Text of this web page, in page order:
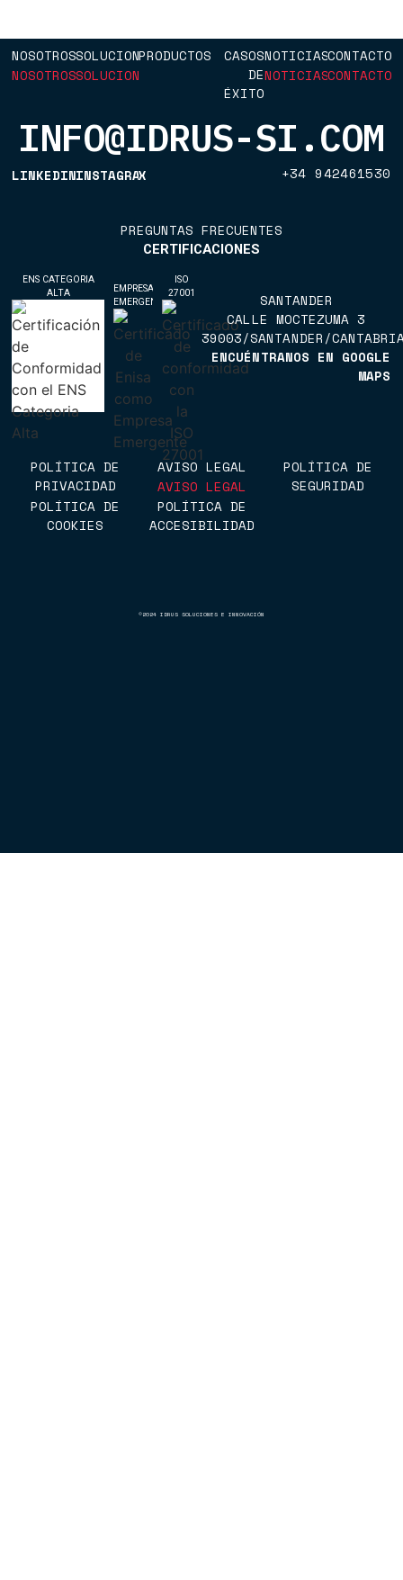
NOSOTROS
NOSOTROS
SOLUCIONES
SOLUCIONES
PRODUCTOS
CASOS
DE
ÉXITO
DE
ÉXITO
NOTICIAS
NOTICIAS
CONTACTO
CONTACTO
INFO@IDRUS-SI.COM
LINKEDININSTAGRAM
X
+34 942461530
PREGUNTAS FRECUENTES
PREGUNTAS FRECUENTES
CERTIFICACIONES
ENS CATEGORIA
ALTA
EMPRESA
EMERGENTE
ISO
27001
SANTANDER
CALLE MOCTEZUMA 3
39003/SANTANDER/
ENCUÉNTRANOS EN GOOGLE
MAPS
POLÍTICA DE
PRIVACIDAD
POLÍTICA DE
PRIVACIDAD
AVISO LEGAL
AVISO LEGAL
POLÍTICA DE
SEGURIDAD
POLÍTICA DE
COOKIES
POLÍTICA DE
ACCESIBILIDAD
©2024 IDRUS SOLUCIONES E INNOVACIÓN